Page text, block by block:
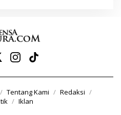
Tentang Kami
Redaksi
Iklan